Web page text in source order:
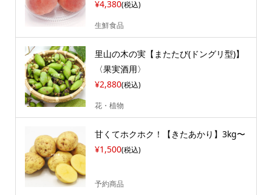
¥4,380(税込)
生鮮食品
里山の木の実【またたび(ドングリ型)】
〈果実酒用〉
¥2,880(税込)
花・植物
甘くてホクホク！【きたあかり】3kg〜
¥1,500(税込)
予約商品